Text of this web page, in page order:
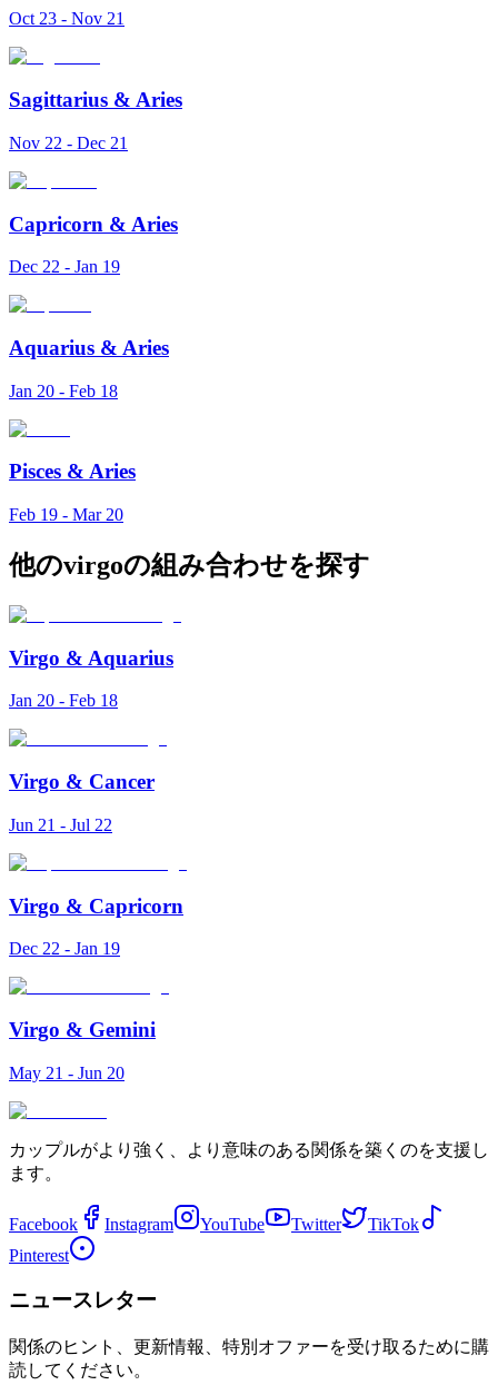
Oct 23 - Nov 21
Sagittarius & Aries
Nov 22 - Dec 21
Capricorn & Aries
Dec 22 - Jan 19
Aquarius & Aries
Jan 20 - Feb 18
Pisces & Aries
Feb 19 - Mar 20
他のvirgoの組み合わせを探す
Virgo & Aquarius
Jan 20 - Feb 18
Virgo & Cancer
Jun 21 - Jul 22
Virgo & Capricorn
Dec 22 - Jan 19
Virgo & Gemini
May 21 - Jun 20
カップルがより強く、より意味のある関係を築くのを支援し
ます。
Facebook Instagram YouTube Twitter
TikTok
Pinterest
ニュースレター
関係のヒント、更新情報、特別オファーを受け取るために購
読してください。